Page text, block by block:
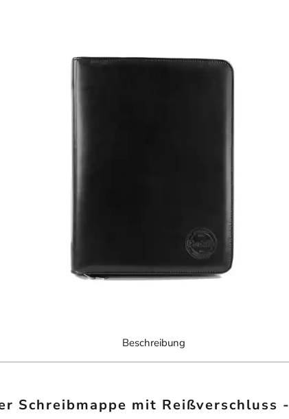
Beschreibung
Schreibmappe mit Reißverschluss -